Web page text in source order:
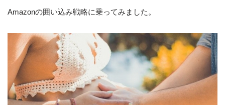
Amazonの囲い込み戦略に乗ってみました。